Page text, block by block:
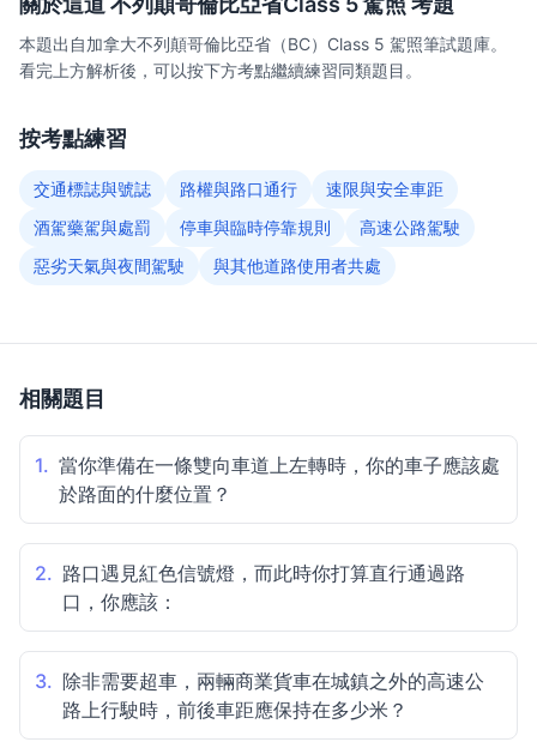
本題出自加拿大不列顛哥倫比亞省（BC）Class 5 駕照筆試題庫。
看完上方解析後，可以按下方考點繼續練習同類題目。
按考點練習
交通標誌與號誌 路權與路口通行
速限與安全車距
酒駕藥駕與處罰
停車與臨時停靠規則
高速公路駕駛
惡劣天氣與夜間駕駛
與其他道路使用者共處
相關題目
1. 當你準備在一條雙向車道上左轉時，你的車子應該處
於路面的什麼位置？
2. 路口遇見紅色信號燈，而此時你打算直行通過路
口，你應該：
3. 除非需要超車，兩輛商業貨車在城鎮之外的高速公
路上行駛時，前後車距應保持在多少米？